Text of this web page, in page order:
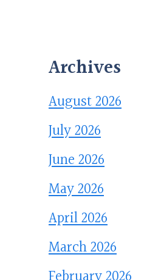
Archives
August 2026
July 2026
June 2026
May 2026
April 2026
March 2026